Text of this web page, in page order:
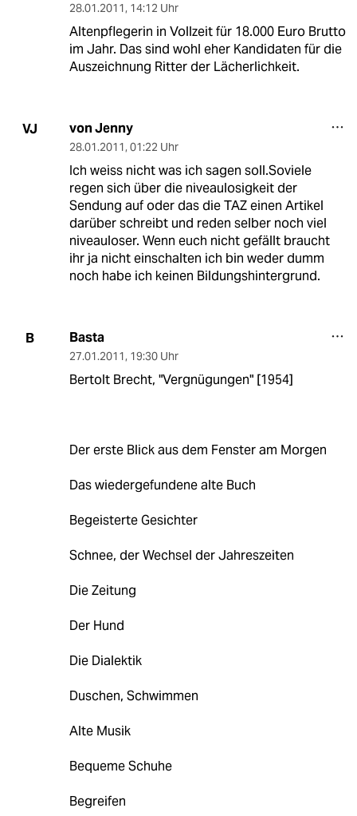
28.01.2011, 14:12 Uhr
Altenpflegerin in Vollzeit für 18.000 Euro Brutto
im Jahr. Das sind wohl eher Kandidaten für die
Auszeichnung Ritter der Lächerlichkeit.
VJ von Jenny
28.01.2011, 01:22 Uhr
Ich weiss nicht was ich sagen soll.Soviele
regen sich über die niveaulosigkeit der
Sendung auf oder das die TAZ einen Artikel
darüber schreibt und reden selber noch viel
niveauloser. Wenn euch nicht gefällt braucht
ihr ja nicht einschalten ich bin weder dumm
noch habe ich keinen Bildungshintergrund.
B Basta
27.01.2011, 19:30 Uhr
Bertolt Brecht, "Vergnügungen" [1954]
Der erste Blick aus dem Fenster am Morgen
Das wiedergefundene alte Buch
Begeisterte Gesichter
Schnee, der Wechsel der Jahreszeiten
Die Zeitung
Der Hund
Die Dialektik
Duschen, Schwimmen
Alte Musik
Bequeme Schuhe
Begreifen